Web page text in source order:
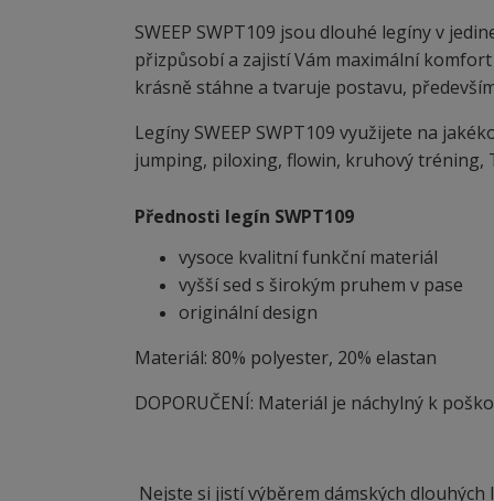
SWEEP SWPT109 jsou dlouhé legíny v
přizpůsobí a zajistí Vám maximální
krásně stáhne a tvaruje postavu,
Legíny SWEEP SWPT109 využijete na
jumping, piloxing, flowin, kruhový tréning,
Přednosti legín SWPT109
vysoce kvalitní funkční materiál
vyšší sed s širokým pruhem v pase
originální design
Materiál: 80% polyester, 20% elastan
DOPORUČENÍ: Materiál je náchylný k
Nejste si jistí výběrem dámských dlouhých